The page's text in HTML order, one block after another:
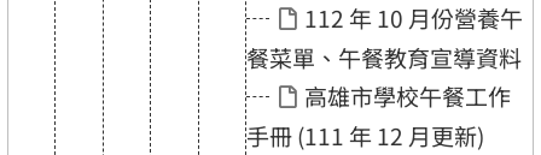
112 年 10 月份營養午
餐菜單、午餐教育宣導資料
高雄市學校午餐工作
手冊 (111 年 12 月更新)